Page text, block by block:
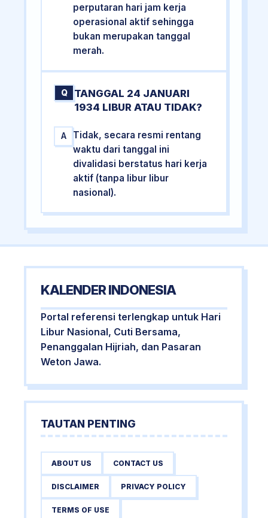
perputaran hari jam kerja
operasional aktif sehingga
bukan merupakan tanggal
merah.
Q
TANGGAL 24 JANUARI
1934 LIBUR ATAU TIDAK?
A
Tidak, secara resmi rentang
waktu dari tanggal ini
divalidasi berstatus hari kerja
aktif (tanpa libur libur
nasional).
KALENDER INDONESIA
Portal referensi terlengkap untuk Hari
Libur Nasional, Cuti Bersama,
Penanggalan Hijriah, dan Pasaran
Weton Jawa.
TAUTAN PENTING
ABOUT US CONTACT US
DISCLAIMER PRIVACY POLICY
TERMS OF USE